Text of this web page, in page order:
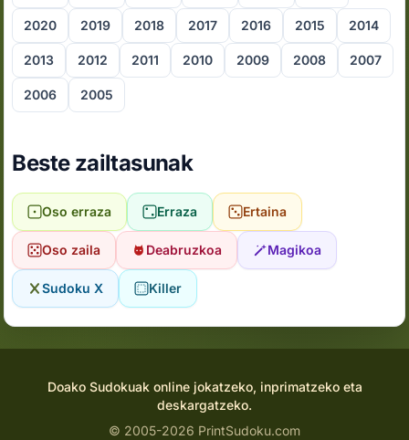
2020 2019 2018 2017 2016 2015 2014
2013 2012 2011 2010 2009 2008 2007
2006 2005
Beste zailtasunak
Oso erraza Erraza Ertaina
Oso zaila Deabruzkoa Magikoa
Sudoku X Killer
Doako Sudokuak online jokatzeko, inprimatzeko eta
deskargatzeko.
© 2005-2026 PrintSudoku.com